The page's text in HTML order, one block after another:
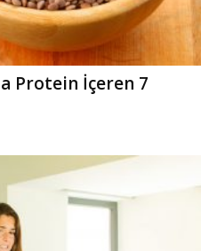
Protein İçeren 7